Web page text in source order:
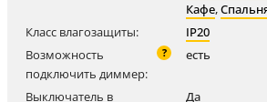
Кафе,
Класс влагозащиты:
IP20
Возможность
подключить диммер:
? есть
Выключатель в
Да